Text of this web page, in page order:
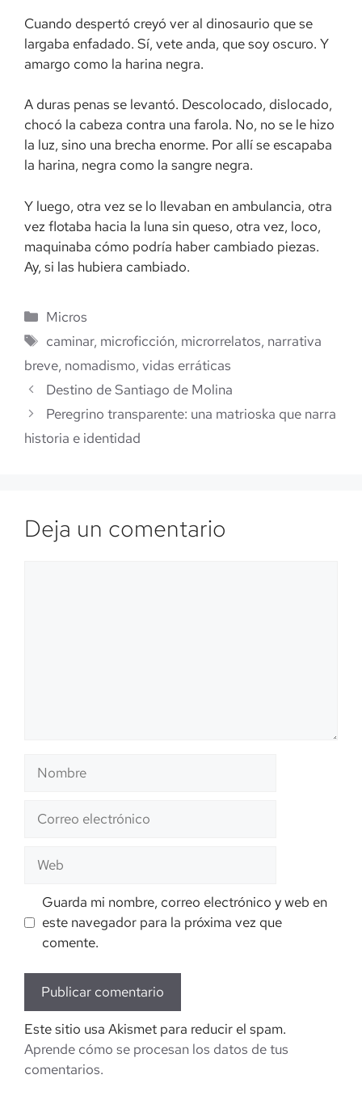
Cuando despertó creyó ver al dinosaurio que se
largaba enfadado. Sí, vete anda, que soy oscuro. Y
amargo como la harina negra.
A duras penas se levantó. Descolocado, dislocado,
chocó la cabeza contra una farola. No, no se le hizo
la luz, sino una brecha enorme. Por allí se escapaba
la harina, negra como la sangre negra.
Y luego, otra vez se lo llevaban en ambulancia, otra
vez flotaba hacia la luna sin queso, otra vez, loco,
maquinaba cómo podría haber cambiado piezas.
Ay, si las hubiera cambiado.
Categorías
Micros
Etiquetas
caminar, microficción, microrrelatos, narrativa
breve, nomadismo, vidas erráticas
Destino de Santiago de Molina
Peregrino transparente: una matrioska que narra
historia e identidad
Deja un comentario
Nombre
electrónico
Guarda mi nombre, correo electrónico y web en
este navegador para la próxima vez que
comente.
Este sitio usa Akismet para reducir el spam.
Aprende cómo se procesan los datos de tus
comentarios.